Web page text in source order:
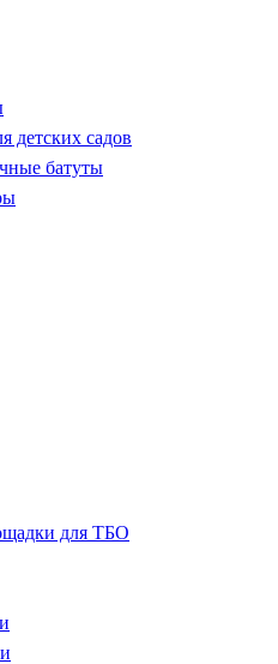
детских садов
батуты
для ТБО